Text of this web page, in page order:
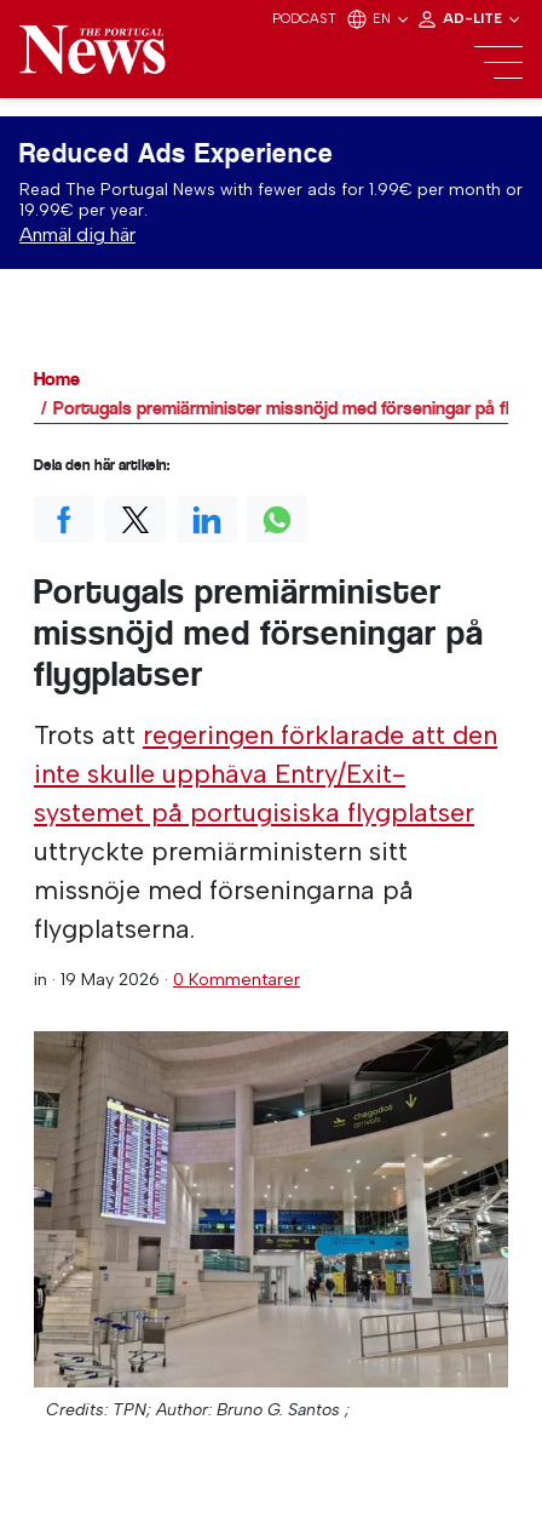
PODCAST EN AD-LITE
Reduced Ads Experience
Read The Portugal News with fewer ads for 1.99€ per month or
19.99€ per year.
Anmäl dig här
Home
Portugals premiärminister missnöjd med förseningar på
Portugals premiärminister
missnöjd med förseningar på
flygplatser
Trots att regeringen förklarade att den
inte skulle upphäva Entry/Exit-
systemet på portugisiska flygplatser
uttryckte premiärministern sitt
missnöje med förseningarna på
flygplatserna.
in · 19 May 2026 · 0 Kommentarer
Credits: TPN; Author: Bruno G. Santos ;
Dela den här artikeln: